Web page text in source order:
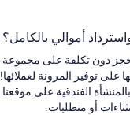
أموالي بالكامل؟
دون تكلفة على مجموعة
توفير المرونة لعملائها!
الفندقية على موقعنا
أو متطلبات.